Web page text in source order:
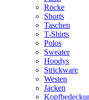
Röcke
Shorts
Taschen
T-Shirts
Polos
Sweater
Hoodys
Strickware
Westen
Jacken